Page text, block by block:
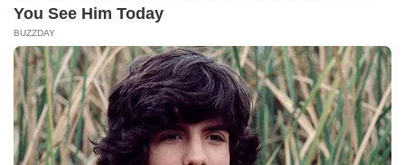
Viral Alutsista Berjejer di Monas Dikaitkan
Berita Viral 2
Viral Ayah Tinggalkan Istri dan Bayi Demi
Dugaan Selingkuhan Sesama Jenis
Berita Viral 2
X